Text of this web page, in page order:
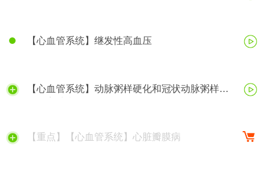
【心血管系统】继发性高血压
【心血管系统】动脉粥样硬化和冠状动脉粥样硬
【重点】【心血管系统】心脏瓣膜病